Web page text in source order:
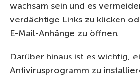
wachsam sein und es
verdächtige Links zu klicken
E-Mail-Anhänge zu öffnen.
Darüber hinaus ist es wichtig,
Antivirusprogramm zu